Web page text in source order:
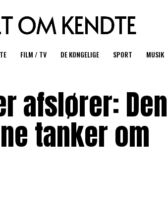
FILM / TV DE KONGELIGE SPORT MUSIK
afslører:
tanker om